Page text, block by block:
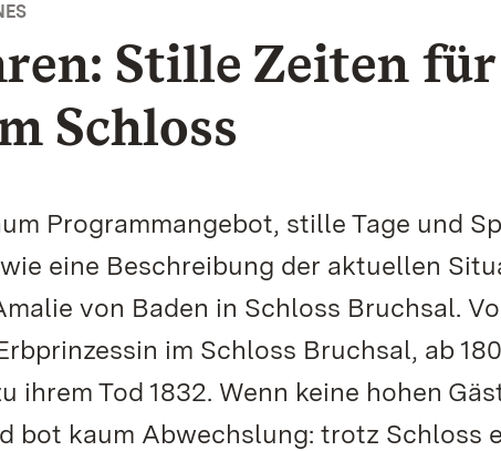
Stille Zeiten
Schloss
Programmangebot, stille Tage und
eine Beschreibung der aktuellen
von Baden in Schloss Bruchsal.
im Schloss Bruchsal, ab
ihrem Tod 1832. Wenn keine hohen
bot kaum Abwechslung: trotz Schloss